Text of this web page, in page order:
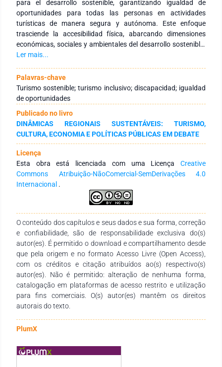
para el desarrollo sostenible, garantizando igualdad de
oportunidades para todas las personas en actividades
turísticas de manera segura y autónoma. Este enfoque
trasciende la accesibilidad física, abarcando dimensiones
económicas, sociales y ambientales del desarrollo sostenible.
La investigación analiza experiencias globales exitosas en
físicas, ambientales y sociales que limitan la participación de
personas con discapacidad. Los avances tecnológicos
emergen como herramientas clave, desde plataformas de
reservas especializadas hasta ciudades inteligentes como
Barcelona, que integran sensores para mejorar la
accesibilidad urbana. El estudio de caso del Complejo
Arqueológico Kuelap en Amazonas, Perú, revela desafíos
significativos: limitaciones geográficas, infraestructura
turística inadecuada y falta de articulación entre actores
público-privados. Los resultados estadísticos demuestran
que no existen diferencias significativas entre expectativas y
realidad tanto en infraestructura como en experiencia de
visita, sugiriendo que las expectativas moderadas se
efectiva del turismo inclusivo requiere inversión en
infraestructura adaptada, capacitación especializada del
personal turístico y desarrollo de políticas públicas integrales
que promuevan la participación plena de personas con
discapacidad en el sector turístico.
Ler mais...
Palavras-chave
Turismo sostenible; turismo inclusivo; discapacidad; igualdad
de oportunidades
Publicado no livro
DINÂMICAS REGIONAIS SUSTENTÁVEIS: TURISMO,
CULTURA, ECONOMIA E POLÍTICAS PÚBLICAS EM DEBATE
Licença
Esta obra está licenciada com uma Licença Creative
Commons Atribuição-NãoComercial-SemDerivações 4.0
Internacional .
O conteúdo dos capítulos e seus dados e sua forma, correção
e confiabilidade, são de responsabilidade exclusiva do(s)
autor(es). É permitido o download e compartilhamento desde
que pela origem e no formato Acesso Livre (Open Access),
com os créditos e citação atribuídos ao(s) respectivo(s)
autor(es). Não é permitido: alteração de nenhuma forma,
catalogação em plataformas de acesso restrito e utilização
para fins comerciais. O(s) autor(es) mantêm os direitos
autorais do texto.
PlumX